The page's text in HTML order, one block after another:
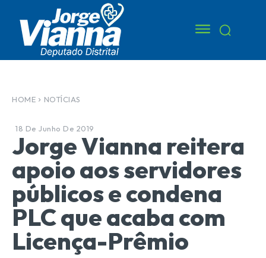
HOME NOTÍCIAS
18 De Junho De 2019
Jorge Vianna reitera
apoio aos servidores
públicos e condena
PLC que acaba com
Licença-Prêmio